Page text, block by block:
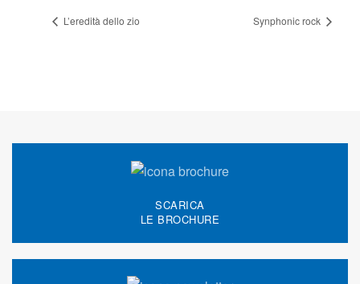
L’eredità dello zio Synphonic rock
SCARICA
LE BROCHURE